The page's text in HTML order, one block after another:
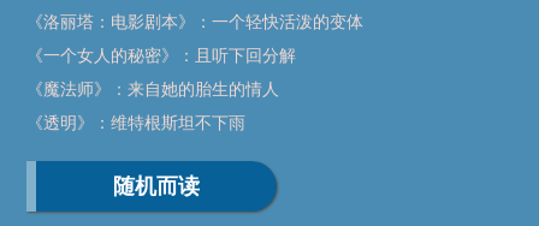
《洛丽塔：电影剧本》：一个轻快活泼的变体
《一个女人的秘密》：且听下回分解
《魔法师》：来自她的胎生的情人
《透明》：维特根斯坦不下雨
随机而读